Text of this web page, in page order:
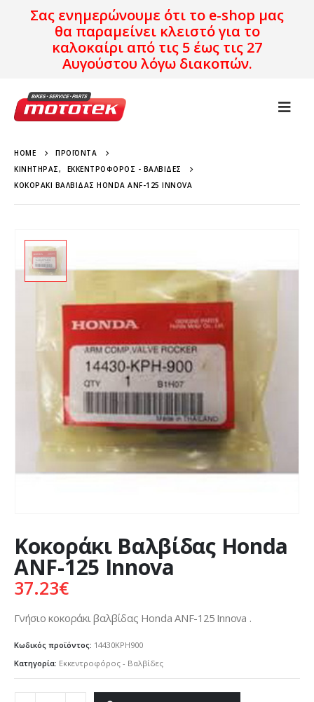
Σας ενημερώνουμε ότι το e-shop μας
θα παραμείνει κλειστό για το
καλοκαίρι από τις 5 έως τις 27
Αυγούστου λόγω διακοπών.
HOME
ΠΡΟΪΌΝΤΑ
ΚΙΝΗΤΉΡΑΣ,
ΕΚΚΕΝΤΡΟΦΌΡΟΣ - ΒΑΛΒΊΔΕΣ
ΚΟΚΟΡΆΚΙ ΒΑΛΒΊΔΑΣ HONDA ANF-125 INNOVA
Κοκοράκι Βαλβίδας Honda
ANF-125 Innova
37.23€
Γνήσιο κοκοράκι βαλβίδας Honda ANF-125 Innova .
Κωδικός προϊόντος: 14430KPH900
Κατηγορία: Εκκεντροφόρος - Βαλβίδες